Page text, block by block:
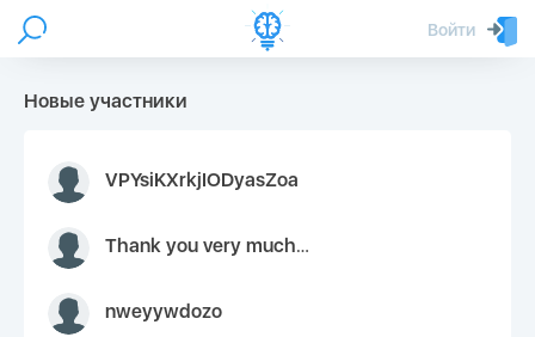
Войти
Новые участники
VPYsiKXrkjIODyasZoa
Thank you very much for your inquiry We appreciate you 9126052 https://youtube.com faceapple !
nweyywdozo